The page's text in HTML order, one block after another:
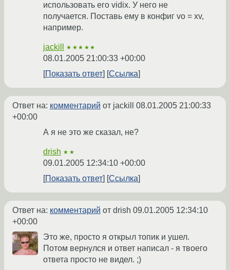
использовать его vidix. У него не
получается. Поставь ему в конфиг vo = xv,
например.
jackill ★★★★★
08.01.2005 21:00:33 +00:00
Показать ответ
Ссылка
Ответ на: комментарий от jackill 08.01.2005 21:00:33
+00:00
А я не это же сказал, не?
drish ★★
09.01.2005 12:34:10 +00:00
Показать ответ
Ссылка
Ответ на: комментарий от drish 09.01.2005 12:34:10
+00:00
Это же, просто я открыл топик и ушел.
Потом вернулся и ответ написал - я твоего
ответа просто не видел. ;)